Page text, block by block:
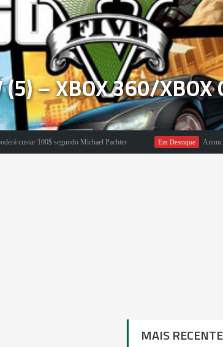
(5) – XBOX 360/XBOX
segundo Michael Pachter Em Destaque Anunciado
MAIS